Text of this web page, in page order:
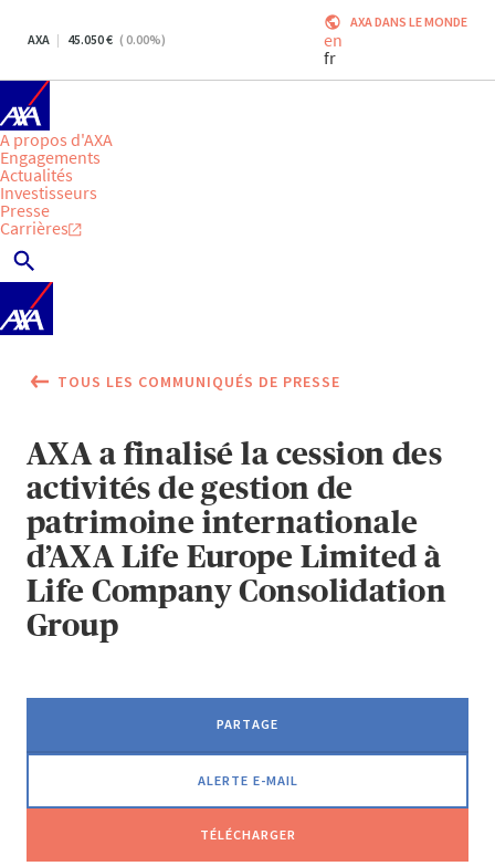
AXA 45.050 ( 0.00%)
AXA DANS LE MONDE
en
fr
A propos d'AXA
Engagements
Actualités
Investisseurs
Presse
Carrières
TOUS LES COMMUNIQUÉS DE PRESSE
AXA a finalisé la cession des
activités de gestion de
patrimoine internationale
d’AXA Life Europe Limited à
Life Company Consolidation
Group
PARTAGE
ALERTE E-MAIL
TÉLÉCHARGER